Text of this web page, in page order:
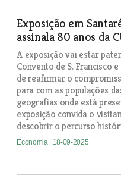
Exposição em
assinala 80 anos da
A exposição vai estar
Convento de S. Francisco
de reafirmar o
para com as populações
geografias onde está
exposição convida o
descobrir o percurso
Economia | 18-09-2025